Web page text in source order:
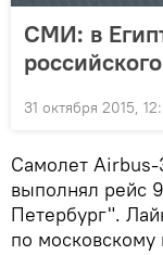
СМИ: в
31 октября 2015,
Самолет Airbus-
выполнял
Петербург".
по